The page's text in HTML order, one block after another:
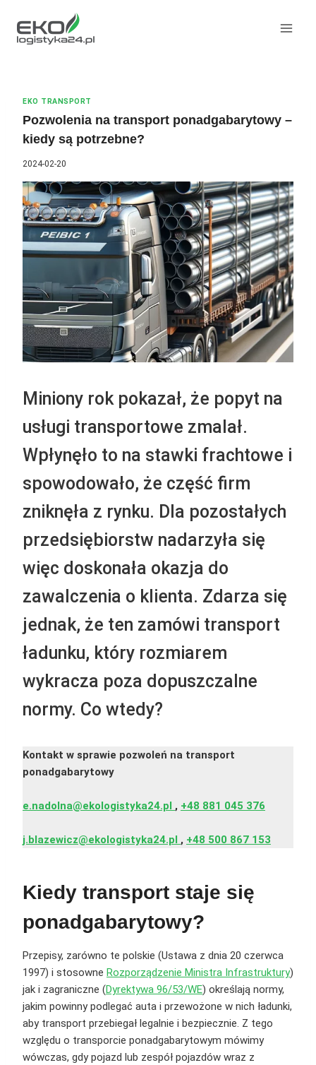
treści
EKO TRANSPORT
Pozwolenia na transport ponadgabarytowy –
kiedy są potrzebne?
2024-02-20
Miniony rok pokazał, że popyt na
usługi transportowe zmalał.
Wpłynęło to na stawki frachtowe i
spowodowało, że część firm
zniknęła z rynku. Dla pozostałych
przedsiębiorstw nadarzyła się
więc doskonała okazja do
zawalczenia o klienta. Zdarza się
jednak, że ten zamówi transport
ładunku, który rozmiarem
wykracza poza dopuszczalne
normy. Co wtedy?
Kontakt w sprawie pozwoleń na transport
ponadgabarytowy
e.nadolna@ekologistyka24.pl , +48 881 045 376
j.blazewicz@ekologistyka24.pl , +48 500 867 153
Kiedy transport staje się
ponadgabarytowy?
Przepisy, zarówno te polskie (Ustawa z dnia 20 czerwca
1997) i stosowne Rozporządzenie Ministra Infrastruktury)
jak i zagraniczne (Dyrektywa 96/53/WE) określają normy,
jakim powinny podlegać auta i przewożone w nich ładunki,
aby transport przebiegał legalnie i bezpiecznie. Z tego
względu o transporcie ponadgabarytowym mówimy
wówczas, gdy pojazd lub zespół pojazdów wraz z